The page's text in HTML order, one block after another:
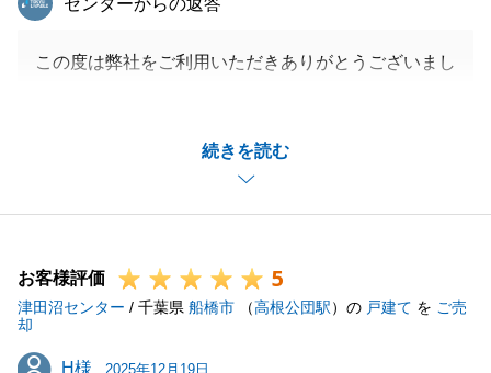
続きを読む
センターからの返答
この度は弊社をご利用いただきありがとうございまし
結果、良い条件でご成約いただくことができました。
引渡後もしっかりとサポートさせていただきますの
で、どうぞよろしくお願いいたします。
閉じる
お客様評価 5
津田沼センター / 千葉県 船橋市 （高根公団駅）の 戸建て を ご売
却
H様
H様 2025年12月19日